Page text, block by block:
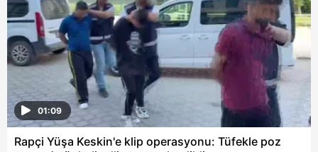
01:09
Rapçi Yüşa Keskin'e klip operasyonu: Tüfekle poz